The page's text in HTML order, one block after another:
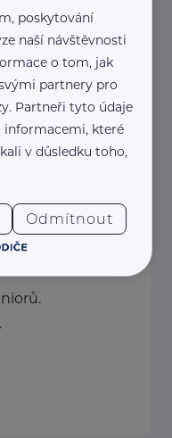
poskytování
naší návštěvnosti
o tom, jak
partnery pro
Partneři tyto údaje
které
v důsledku toho,
Odmítnout